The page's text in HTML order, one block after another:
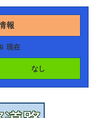
報
現在
なし